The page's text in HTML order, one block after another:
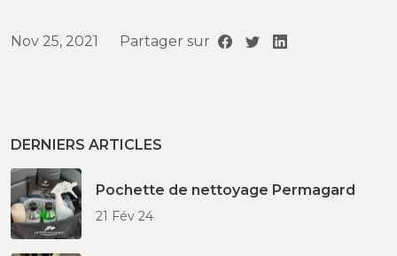
Nov 25, 2021 Partager sur
DERNIERS ARTICLES
Pochette de nettoyage Permagard
21 Fév 24